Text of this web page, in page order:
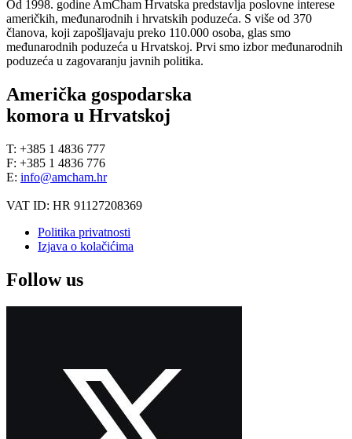
Od 1998. godine AmCham Hrvatska predstavlja poslovne interese
američkih, međunarodnih i hrvatskih poduzeća. S više od 370
članova, koji zapošljavaju preko 110.000 osoba, glas smo
međunarodnih poduzeća u Hrvatskoj. Prvi smo izbor međunarodnih
poduzeća u zagovaranju javnih politika.
Američka gospodarska
komora u Hrvatskoj
T: +385 1 4836 777
F: +385 1 4836 776
E: info@amcham.hr
VAT ID: HR 91127208369
Politika privatnosti
Izjava o kolačićima
Follow us